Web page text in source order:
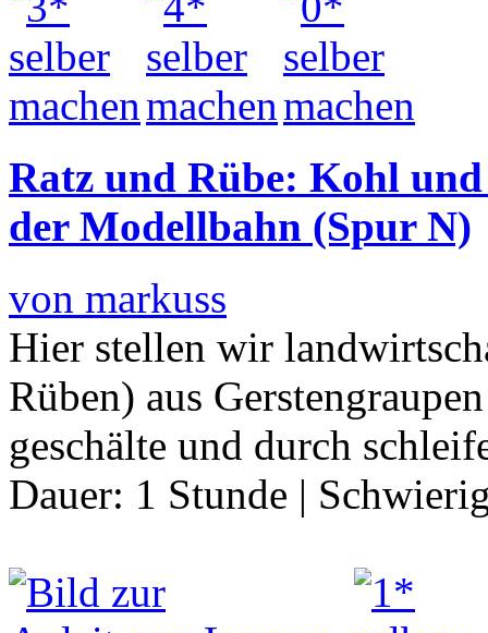
Ratz und Rübe: Kohl
der Modellbahn (Spur N)
von markuss
Hier stellen wir
Rüben) aus
geschälte und durch
Dauer: 1 Stunde |